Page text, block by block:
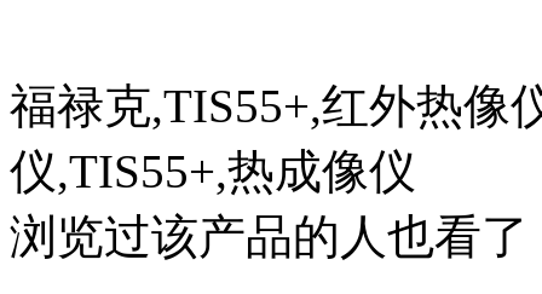
福禄克,TIS55+,红外热像
仪,TIS55+,热成像仪
浏览过该产品的人也看了